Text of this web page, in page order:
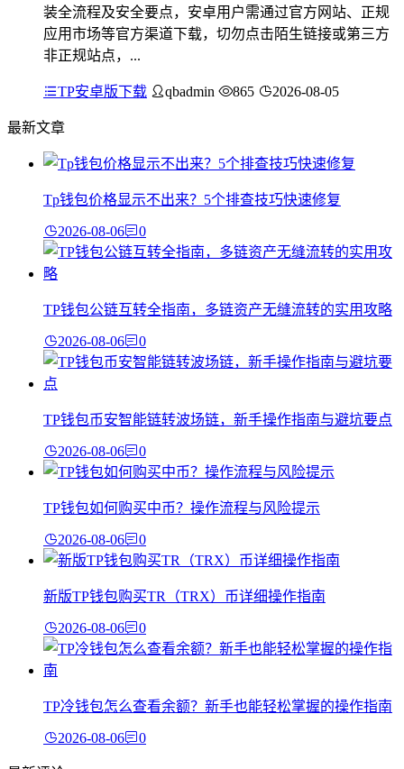
装全流程及安全要点，安卓用户需通过官方网站、正规
应用市场等官方渠道下载，切勿点击陌生链接或第三方
非正规站点，...
TP安卓版下载 qbadmin 865 2026-08-05
最新文章
Tp钱包价格显示不出来？5个排查技巧快速修复
2026-08-06 0
TP钱包公链互转全指南，多链资产无缝流转的实用攻略
2026-08-06 0
TP钱包币安智能链转波场链，新手操作指南与避坑要点
2026-08-06 0
TP钱包如何购买中币？操作流程与风险提示
2026-08-06 0
新版TP钱包购买TR（TRX）币详细操作指南
2026-08-06 0
TP冷钱包怎么查看余额？新手也能轻松掌握的操作指南
2026-08-06 0